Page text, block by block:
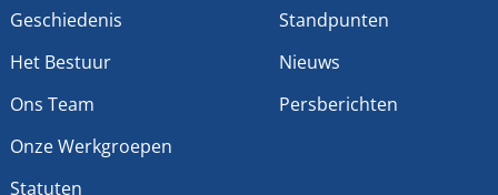
Geschiedenis
Het Bestuur
Ons Team
Onze Werkgroepen
Statuten
Standpunten
Nieuws
Persberichten